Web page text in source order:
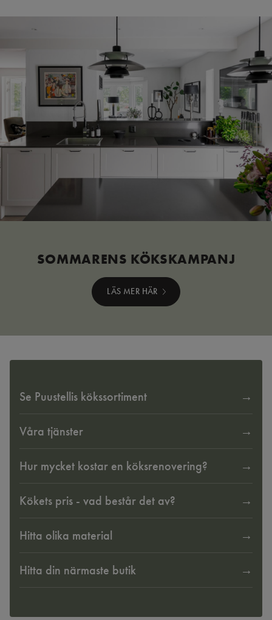
SOMMARENS KÖKSKAMPANJ
LÄS MER HÄR
Se Puustellis kökssortiment
Våra tjänster
Hur mycket kostar en köksrenovering?
Kökets pris - vad består det av?
Hitta olika material
Hitta din närmaste butik